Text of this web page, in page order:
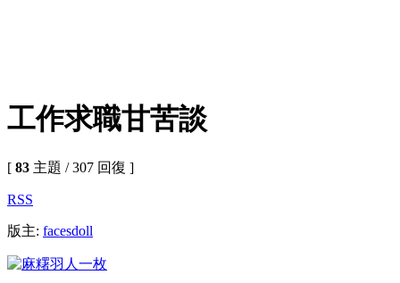
工作求職甘苦談
[ 83 主題 / 307 回復 ]
RSS
版主: facesdoll